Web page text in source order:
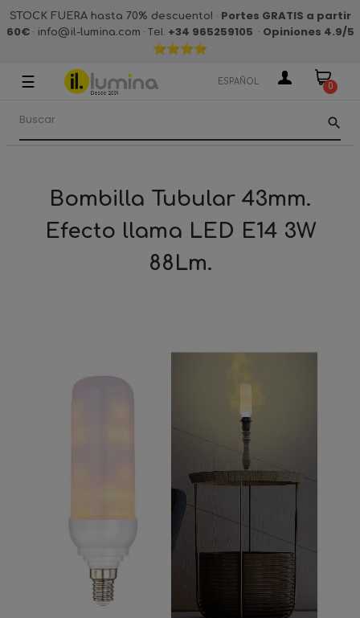
STOCK FUERA hasta 70% descuento! · Portes GRATIS a partir
60€· info@il-lumina.com · Tel. +34 965259105 · Opiniones 4.9/5
Navegación
palanca
☰ ESPAÑOL 0
search
Bombilla Tubular 43mm.
Efecto llama LED E14 3W
88Lm.